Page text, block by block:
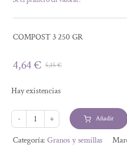
COMPOST 3 250 GR
5,15€El
era:
5,15 €.
4,64€
El
es:
4,64 €.
Hay existencias
COMPOST
3
Añadir
Alternative:
Categoría:Granos y semillas